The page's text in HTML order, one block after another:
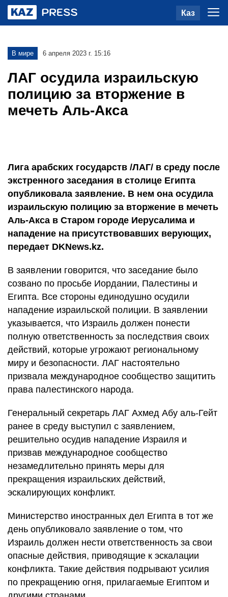
Каз
В мире 6 апреля 2023 г. 15:16
ЛАГ осудила израильскую
полицию за вторжение в
мечеть Аль-Акса
Лига арабских государств /ЛАГ/ в среду после
экстренного заседания в столице Египта
опубликовала заявление. В нем она осудила
израильскую полицию за вторжение в мечеть
Аль-Акса в Старом городе Иерусалима и
нападение на присутствовавших верующих,
передает DKNews.kz.
В заявлении говорится, что заседание было
созвано по просьбе Иордании, Палестины и
Египта. Все стороны единодушно осудили
нападение израильской полиции. В заявлении
указывается, что Израиль должен понести
полную ответственность за последствия своих
действий, которые угрожают региональному
миру и безопасности. ЛАГ настоятельно
призвала международное сообщество защитить
права палестинского народа.
Генеральный секретарь ЛАГ Ахмед Абу аль-Гейт
ранее в среду выступил с заявлением,
решительно осудив нападение Израиля и
призвав международное сообщество
незамедлительно принять меры для
прекращения израильских действий,
эскалирующих конфликт.
Министерство иностранных дел Египта в тот же
день опубликовало заявление о том, что
Израиль должен нести ответственность за свои
опасные действия, приводящие к эскалации
конфликта. Такие действия подрывают усилия
по прекращению огня, прилагаемые Египтом и